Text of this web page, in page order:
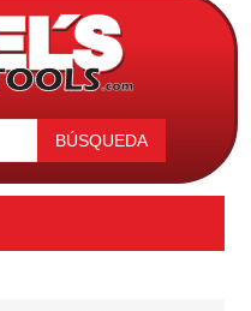
BÚSQUEDA